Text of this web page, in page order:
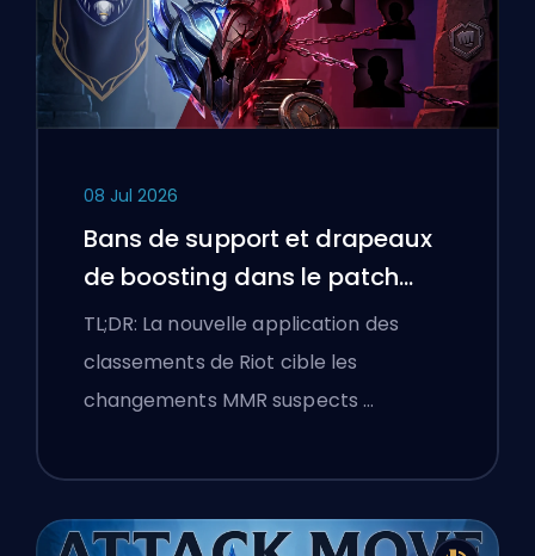
08 Jul 2026
Bans de support et drapeaux
de boosting dans le patch
25.18 de League of Legends
TL;DR: La nouvelle application des
classements de Riot cible les
changements MMR suspects …